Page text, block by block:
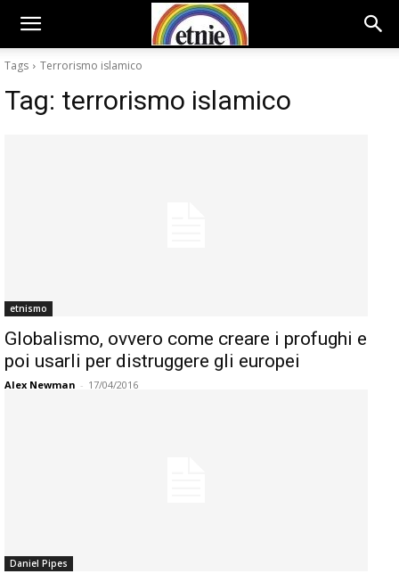
Tags Terrorismo islamico
Tag: terrorismo islamico
etnismo
Globalismo, ovvero come creare i profughi e
poi usarli per distruggere gli europei
Alex Newman - 17/04/2016
Daniel Pipes